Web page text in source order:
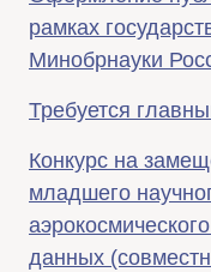
рамках
Минобрнауки
Требуется
Конкурс на
младшего
данных